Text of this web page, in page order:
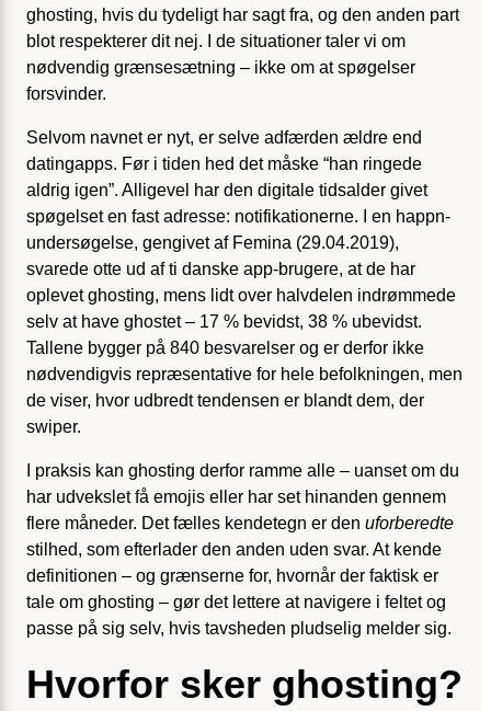
ghosting, hvis du tydeligt har sagt fra, og den anden part
blot respekterer dit nej. I de situationer taler vi om
nødvendig grænsesætning – ikke om at spøgelser
forsvinder.
Selvom navnet er nyt, er selve adfærden ældre end
datingapps. Før i tiden hed det måske “han ringede
aldrig igen”. Alligevel har den digitale tidsalder givet
spøgelset en fast adresse: notifikationerne. I en happn-
undersøgelse, gengivet af Femina (29.04.2019),
svarede otte ud af ti danske app-brugere, at de har
oplevet ghosting, mens lidt over halvdelen indrømmede
selv at have ghostet – 17 % bevidst, 38 % ubevidst.
Tallene bygger på 840 besvarelser og er derfor ikke
nødvendigvis repræsentative for hele befolkningen, men
de viser, hvor udbredt tendensen er blandt dem, der
swiper.
I praksis kan ghosting derfor ramme alle – uanset om du
har udvekslet få emojis eller har set hinanden gennem
flere måneder. Det fælles kendetegn er den uforberedte
stilhed, som efterlader den anden uden svar. At kende
definitionen – og grænserne for, hvornår der faktisk er
tale om ghosting – gør det lettere at navigere i feltet og
passe på sig selv, hvis tavsheden pludselig melder sig.
Hvorfor sker ghosting?